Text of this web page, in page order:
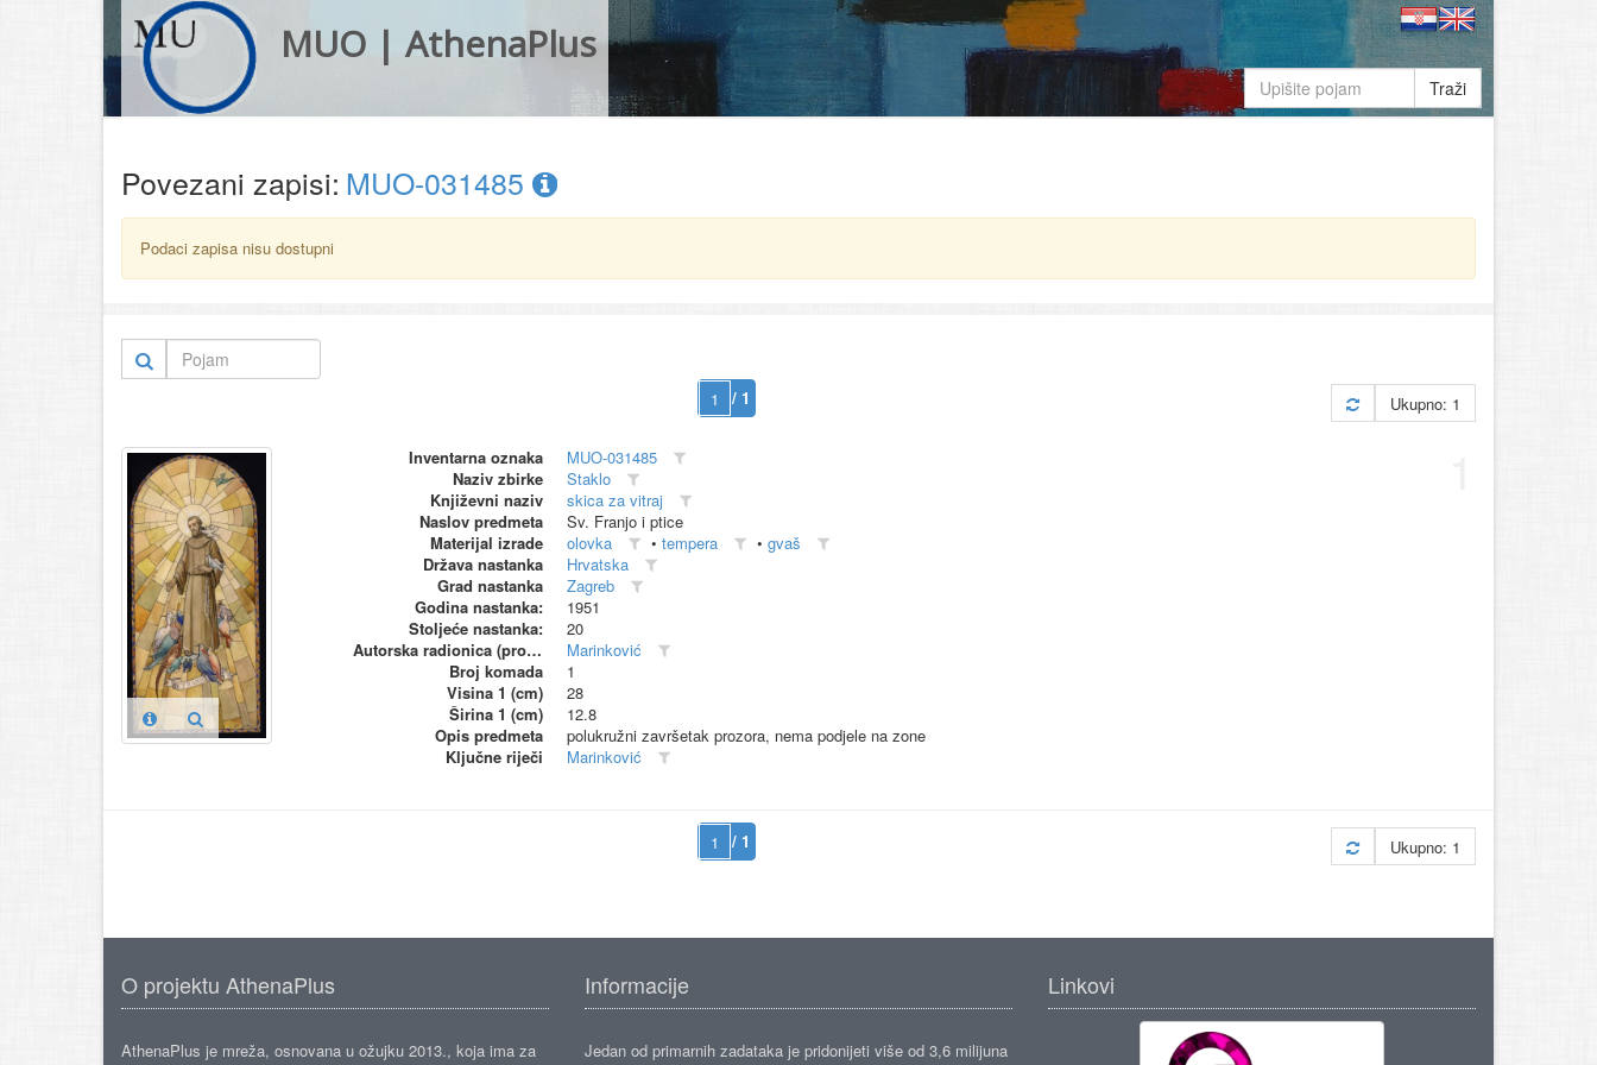
MUO | AthenaPlus
Traži
Povezani zapisi: MUO-031485
Podaci zapisa nisu dostupni
/ 1 Ukupno: 1
Inventarna oznaka
MUO-031485
Naziv zbirke
Staklo
Književni naziv
skica za vitraj
Naslov predmeta
Sv. Franjo i ptice
Materijal izrade
olovka • tempera • gvaš
Država nastanka
Hrvatska
Grad nastanka
Zagreb
Godina nastanka:
1951
Stoljeće nastanka:
20
Autorska radionica (proizvođač)
Marinković
Broj komada
1
Visina 1 (cm)
28
Širina 1 (cm)
12.8
Opis predmeta
polukružni završetak prozora, nema podjele na zone
Ključne riječi
Marinković
/ 1 Ukupno: 1
O projektu AthenaPlus
AthenaPlus je mreža, osnovana u ožujku 2013., koja ima za
Informacije
Jedan od primarnih zadataka je pridonijeti više od 3,6 milijuna
Linkovi